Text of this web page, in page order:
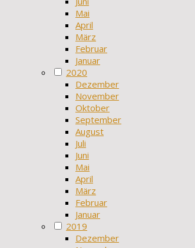
Mai
April
März
Februar
Januar
2020
Dezember
November
Oktober
September
August
Juli
Juni
Mai
April
März
Februar
Januar
2019
Dezember